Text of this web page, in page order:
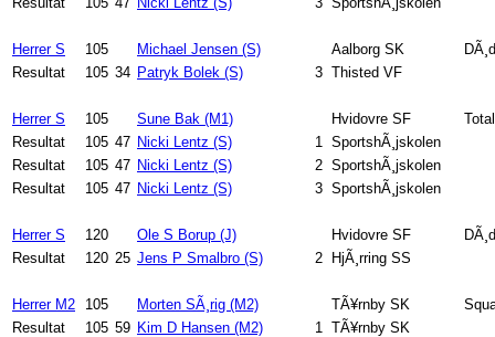
Herrer S 105 Michael Jensen (S) Aalborg SK
Resultat
105 34 Patryk Bolek (S) 3 Thisted VF
Herrer S 105 Sune Bak (M1) Hvidovre SF
Total
Resultat
105 47 Nicki Lentz (S) 1 SportshÃ¸jskolen
Resultat
105 47 Nicki Lentz (S) 2 SportshÃ¸jskolen
Resultat
105 47 Nicki Lentz (S) 3 SportshÃ¸jskolen
Herrer S 120 Ole S Borup (J) Hvidovre SF
Resultat
120 25 Jens P Smalbro (S) 2 HjÃ¸rring SS
Herrer M2 105 Morten SÃ¸rig (M2) TÃ¥rnby SK
Resultat
105 59 Kim D Hansen (M2) 1 TÃ¥rnby SK